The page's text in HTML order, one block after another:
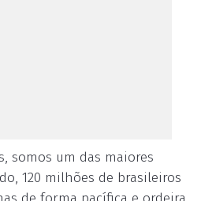
somos um das maiores
120 milhões de brasileiros